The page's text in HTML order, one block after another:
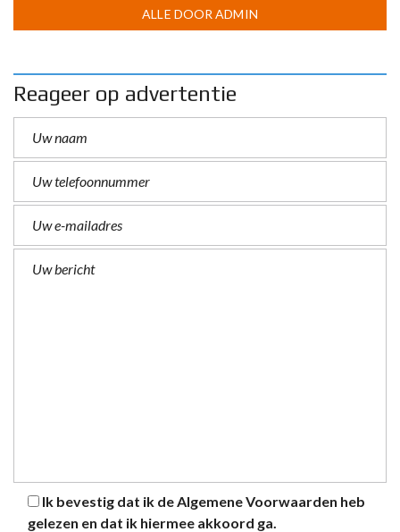
ALLE DOOR ADMIN
Reageer op advertentie
Ik bevestig dat ik deAlgemene Voorwaarden heb
gelezen en dat ik hiermee akkoord ga.